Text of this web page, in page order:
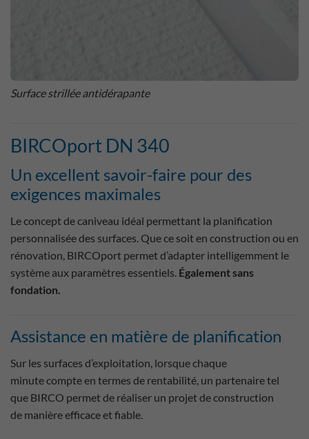
Surface strillée antidérapante
BIRCOport DN 340
Un excellent savoir-faire pour des
exigences maximales
Le concept de caniveau idéal permettant la planification
personnalisée des surfaces. Que ce soit en construction ou en
rénovation, BIRCOport permet d’adapter intelligemment le
système aux paramètres essentiels. Également sans
fondation.
Assistance en matière de planification
Sur les surfaces d’exploitation, lorsque chaque
minute compte en termes de rentabilité, un partenaire tel
que BIRCO permet de réaliser un projet de construction
de manière efficace et fiable.